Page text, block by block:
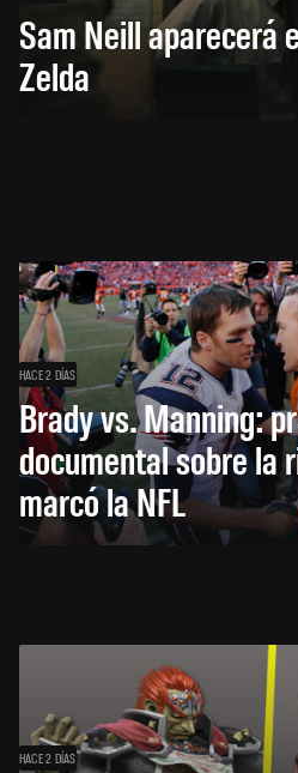
Sam Neill aparecerá
Zelda
HACE 2 DÍAS
Brady vs. Manning:
documental sobre la
marcó la NFL
HACE 2 DÍAS